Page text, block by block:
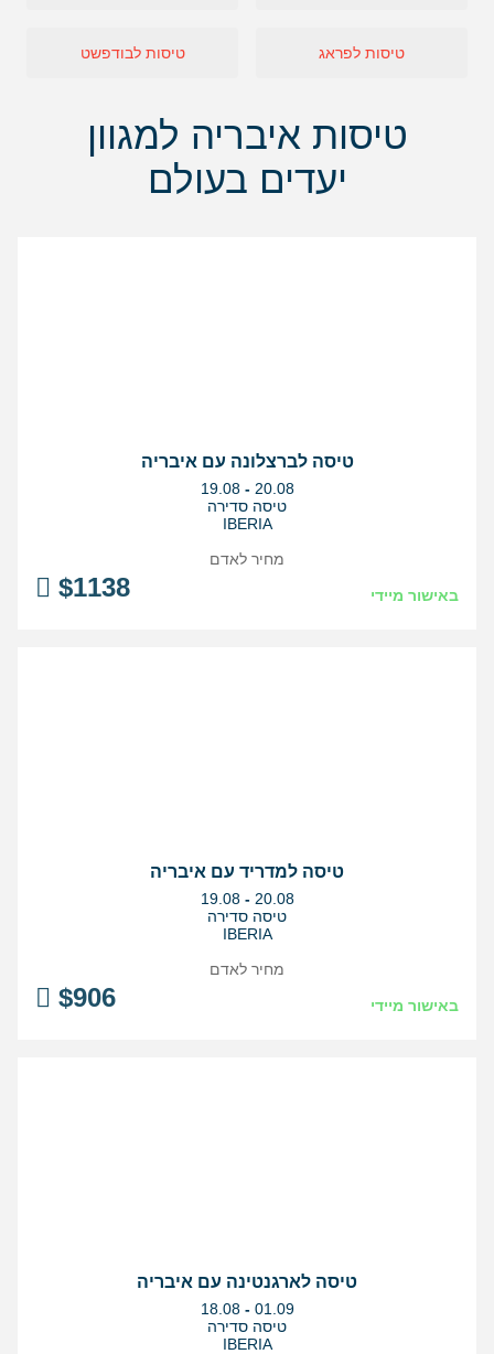
טיסות לפראג טיסות לבודפשט
טיסות איבריה למגוון
יעדים בעולם
טיסה לברצלונה עם איבריה
בין
התאריכים,
19.08 - 20.08
טיסה סדירה
IBERIA
באישור מיידי $1138
מחיר לאדם
טיסה למדריד עם איבריה
בין
התאריכים,
19.08 - 20.08
טיסה סדירה
IBERIA
באישור מיידי $906
מחיר לאדם
טיסה לארגנטינה עם איבריה
בין
התאריכים,
18.08 - 01.09
טיסה סדירה
IBERIA